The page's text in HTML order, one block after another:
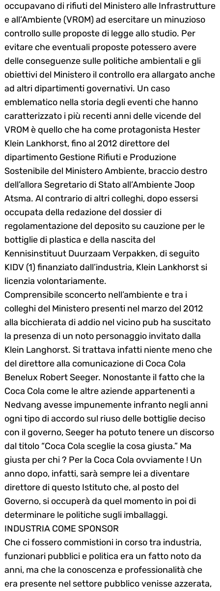
occupavano di rifiuti del Ministero alle Infrastrutture
e all’Ambiente (VROM) ad esercitare un minuzioso
controllo sulle proposte di legge allo studio. Per
evitare che eventuali proposte potessero avere
delle conseguenze sulle politiche ambientali e gli
obiettivi del Ministero il controllo era allargato anche
ad altri dipartimenti governativi. Un caso
emblematico nella storia degli eventi che hanno
caratterizzato i più recenti anni delle vicende del
VROM è quello che ha come protagonista Hester
Klein Lankhorst, fino al 2012 direttore del
dipartimento Gestione Rifiuti e Produzione
Sostenibile del Ministero Ambiente, braccio destro
dell’allora Segretario di Stato all’Ambiente Joop
Atsma. Al contrario di altri colleghi, dopo essersi
occupata della redazione del dossier di
regolamentazione del deposito su cauzione per le
bottiglie di plastica e della nascita del
Kennisinstituut Duurzaam Verpakken, di seguito
KIDV (1) finanziato dall’industria, Klein Lankhorst si
licenzia volontariamente.
Comprensibile sconcerto nell’ambiente e tra i
colleghi del Ministero presenti nel marzo del 2012
alla bicchierata di addio nel vicino pub ha suscitato
la presenza di un noto personaggio invitato dalla
Klein Langhorst. Si trattava infatti niente meno che
del direttore alla comunicazione di Coca Cola
Benelux Robert Seeger. Nonostante il fatto che la
Coca Cola come le altre aziende appartenenti a
Nedvang avesse impunemente infranto negli anni
ogni tipo di accordo sul riuso delle bottiglie deciso
con il governo, Seeger ha potuto tenere un discorso
dal titolo “Coca Cola sceglie la cosa giusta.” Ma
giusta per chi ? Per la Coca Cola ovviamente ! Un
anno dopo, infatti, sarà sempre lei a diventare
direttore di questo Istituto che, al posto del
Governo, si occuperà da quel momento in poi di
determinare le politiche sugli imballaggi.
INDUSTRIA COME SPONSOR
Che ci fossero commistioni in corso tra industria,
funzionari pubblici e politica era un fatto noto da
anni, ma che la conoscenza e professionalità che
era presente nel settore pubblico venisse azzerata,